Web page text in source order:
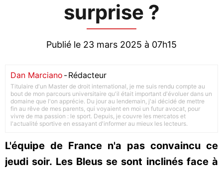
surprise ?
Publié le 23 mars 2025 à 07h15
Dan Marciano -Rédacteur
Titulaire d'un Master de droit international, je me suis rendu compte au
bout de mon parcours universitaire qu'il était important d'évoluer dans un
domaine que l'on apprécie. Du jour au lendemain, j'ai décidé de mettre
fin au rêve de mes parents, qui voyaient en moi un futur avocat, pour
vivre de ma passion : le sport. Depuis, je couvre les mercatos et
l'actualité sportive en essayant d'informer au mieux les lecteurs.
L'équipe de France n'a pas convaincu ce
jeudi soir. Les Bleus se sont inclinés face à